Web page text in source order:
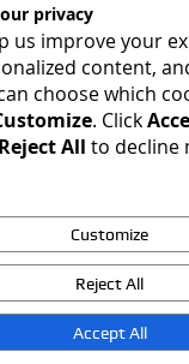
*
newsletters
privacy
us improve your
content,
choose which
. Click
Reject All to decline
Customize
Reject All
Accept All